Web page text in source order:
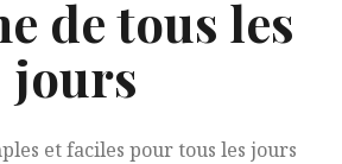
de tous les
jours
et faciles pour tous les jours